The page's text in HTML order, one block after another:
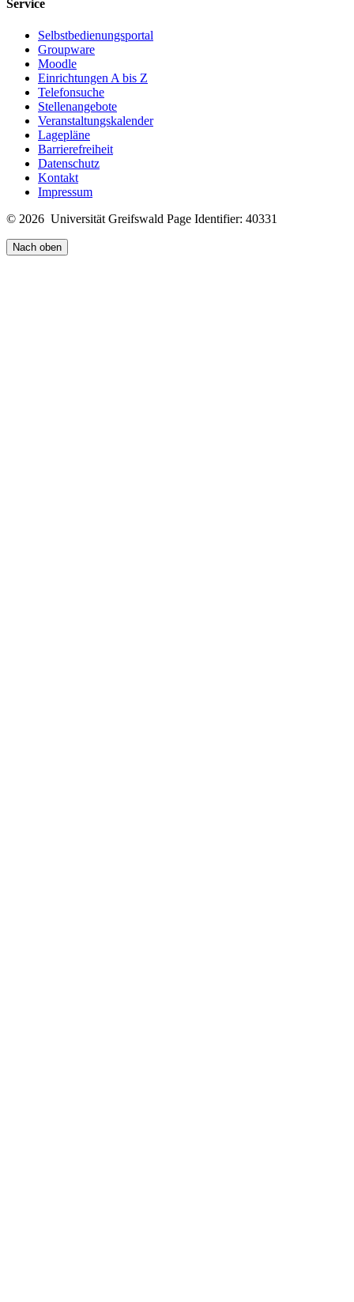
Service
Selbstbedienungsportal
Groupware
Moodle
Einrichtungen A bis Z
Telefonsuche
Stellenangebote
Veranstaltungskalender
Lagepläne
Barrierefreiheit
Datenschutz
Kontakt
Impressum
© 2026 Universität Greifswald Page Identifier: 40331
Nach oben